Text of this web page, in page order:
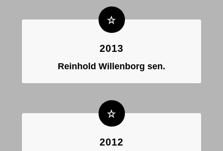
2013
Reinhold Willenborg sen.
2012